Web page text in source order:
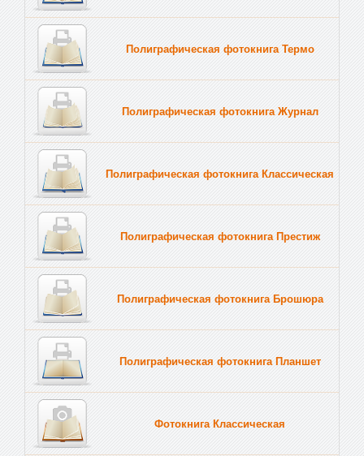
Полиграфическая фотокнига Термо
Полиграфическая фотокнига Журнал
Полиграфическая фотокнига Классическая
Полиграфическая фотокнига Престиж
Полиграфическая фотокнига Брошюра
Полиграфическая фотокнига Планшет
Фотокнига Классическая